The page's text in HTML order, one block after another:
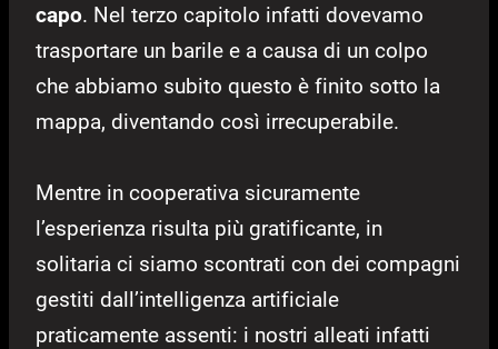
capo. Nel terzo capitolo infatti dovevamo
trasportare un barile e a causa di un colpo
che abbiamo subito questo è finito sotto la
mappa, diventando così irrecuperabile.
Mentre in cooperativa sicuramente
l’esperienza risulta più gratificante, in
solitaria ci siamo scontrati con dei compagni
gestiti dall’intelligenza artificiale
praticamente assenti: i nostri alleati infatti